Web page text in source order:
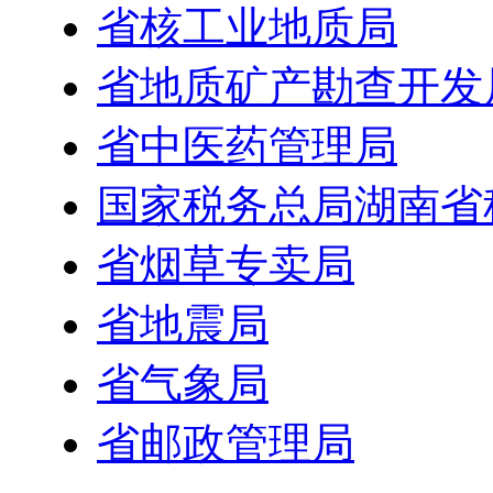
省核工业地质局
省地质矿产勘查开发
省中医药管理局
国家税务总局湖南
省烟草专卖局
省地震局
省气象局
省邮政管理局